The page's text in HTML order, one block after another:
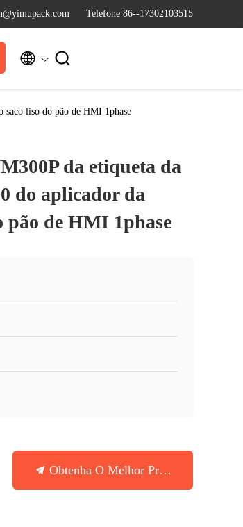
Telefone 86--17302103515
 
saco liso do pão de HMI 1phase
da etiqueta da
do aplicador da
pão de HMI 1phase
Obtenha O Melhor Preço